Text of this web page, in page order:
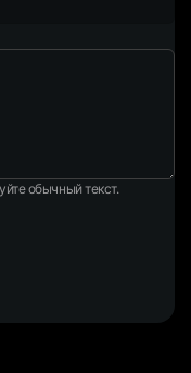
обычный текст.